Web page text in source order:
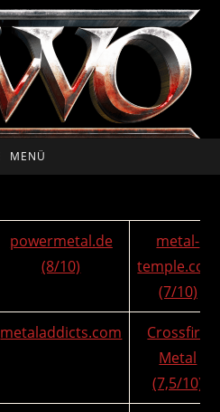
MENÜ
powermetal.de
(8/10)
metal-
temple.com
(7/10)
metaladdicts.com
Crossfire
Metal
(7,5/10)